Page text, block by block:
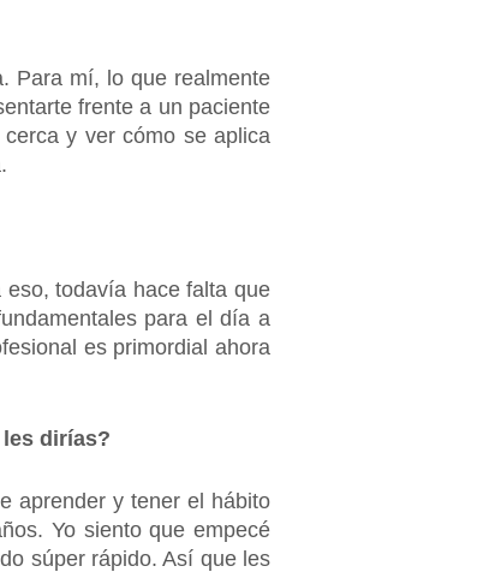
Para mí, lo que realmente
frente a un paciente
y ver cómo se aplica
todavía hace falta que
para el día a
es primordial ahora
dirías?
aprender y tener el hábito
Yo siento que empecé
súper rápido. Así que les